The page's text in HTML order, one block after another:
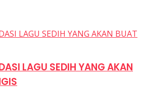
LAGU SEDIH YANG AKAN